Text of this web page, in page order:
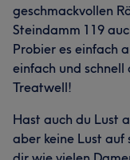
geschmackvollen
Steindamm 119
Probier es einfach
einfach und
Treatwell!
Hast auch du Lust
aber keine Lust auf